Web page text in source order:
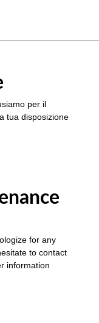
per il
tua disposizione
for any
to contact
information